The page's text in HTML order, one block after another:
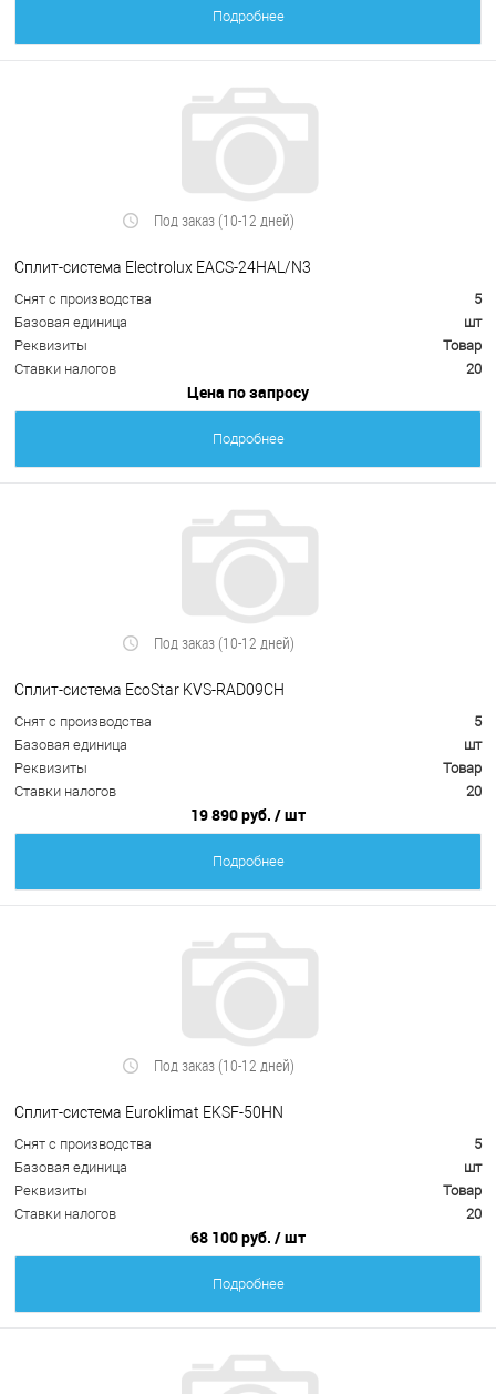
Подробнее
Под заказ (10-12 дней)
Сплит-система Electrolux EACS-24HAL/N3
Снят с производства
5
Базовая единица
шт
Реквизиты
Товар
Ставки налогов
20
Цена по запросу
Подробнее
Под заказ (10-12 дней)
Сплит-система EcoStar KVS-RAD09CH
Снят с производства
5
Базовая единица
шт
Реквизиты
Товар
Ставки налогов
20
19 890 руб. / шт
Подробнее
Под заказ (10-12 дней)
Сплит-система Euroklimat EKSF-50HN
Снят с производства
5
Базовая единица
шт
Реквизиты
Товар
Ставки налогов
20
68 100 руб. / шт
Подробнее